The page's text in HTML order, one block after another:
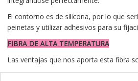
El contorno es de silicona, por lo que
peinetas y utilizar adhesivos para su
FIBRA DE ALTA TEMPERATURA
Las ventajas que nos aporta esta fibra